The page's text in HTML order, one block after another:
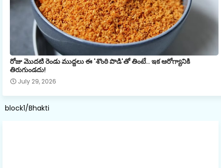
రోజు మొదటి రెండు ముద్దలు ఈ 'శొంఠి పొడి'తో తింటే.. ఇక ఆరోగ్యానికి
తిరుగుండదు!
July 29, 2026
block1/Bhakti